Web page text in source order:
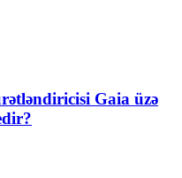
Gaia üzə